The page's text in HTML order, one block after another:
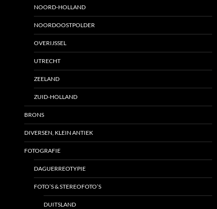
NOORD-HOLLAND
NOORDOOSTPOLDER
OVERIJSSEL
UTRECHT
ZEELAND
ZUID-HOLLAND
BRONS
DIVERSEN, KLEIN ANTIEK
FOTOGRAFIE
DAGUERREOTYPIE
FOTO’S & STEREOFOTO’S
DUITSLAND